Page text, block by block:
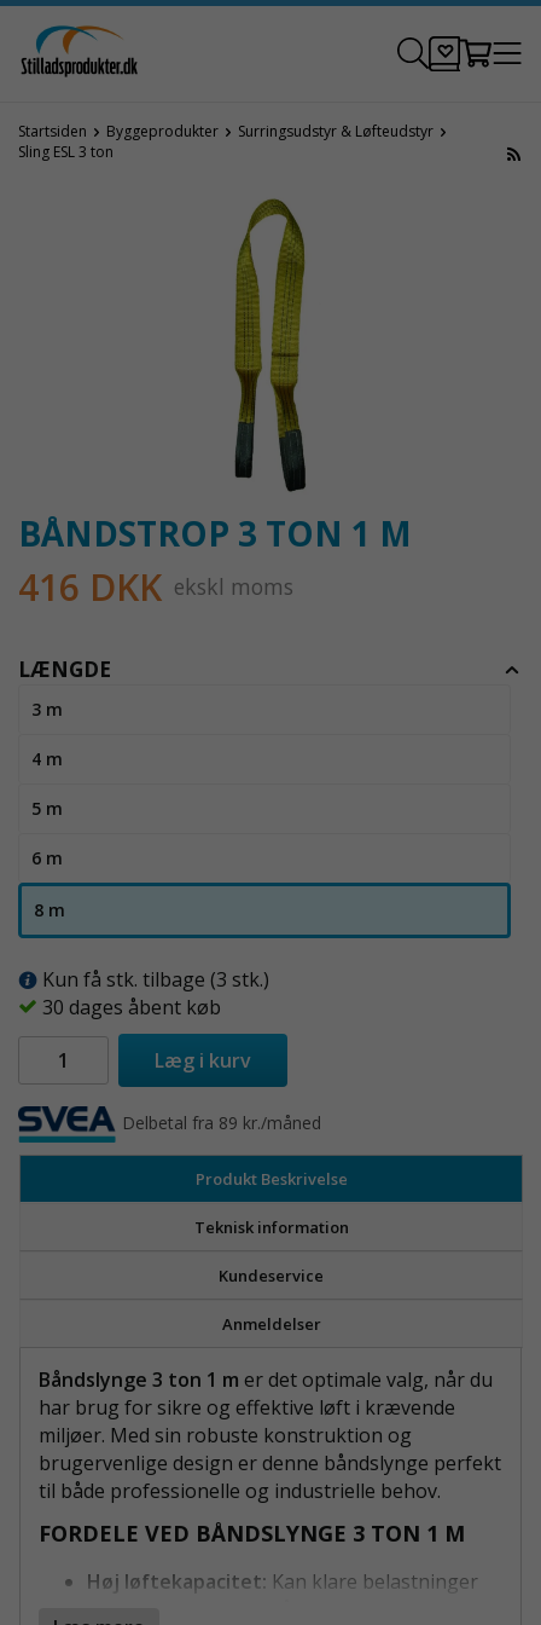
Startsiden Byggeprodukter
Surringsudstyr & Løfteudstyr
Sling ESL 3 ton
BÅNDSTROP 3 TON 1 M
416 DKK ekskl moms
LÆNGDE
3 m
4 m
5 m
6 m
8 m
Kun få stk. tilbage (3 stk.)
30 dages åbent køb
Læg i kurv
Delbetal fra 89 kr./måned
Produkt Beskrivelse
Teknisk information
Kundeservice
Anmeldelser
Båndslynge 3 ton 1 m er det optimale valg, når du
har brug for sikre og effektive løft i krævende
miljøer. Med sin robuste konstruktion og
brugervenlige design er denne båndslynge perfekt
til både professionelle og industrielle behov.
FORDELE VED BÅNDSLYNGE 3 TON 1 M
Høj løftekapacitet: Kan klare belastninger